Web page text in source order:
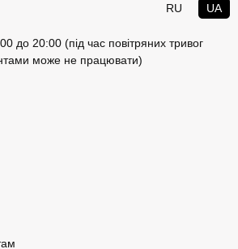
RU UA
до 20:00 (під час повітряних тривог
може не працювати)